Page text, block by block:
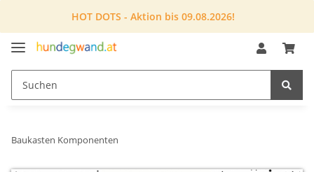
HOT DOTS - Aktion bis 09.08.2026!
Baukasten Komponenten